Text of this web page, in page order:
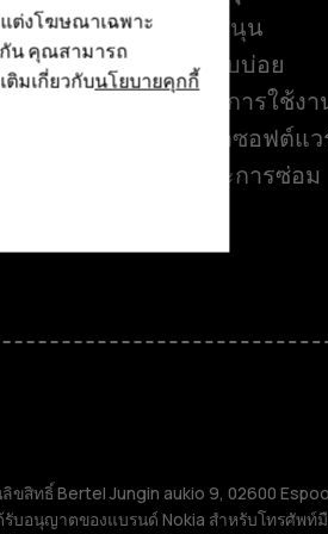
นตัว
ศูนย์สนับสนุน
คำถามที่พบบ่อย
คำแนะนำการใช้งา
การอัปเดตซอฟต์แว
บริการและการซ่อม
ขสิทธิ์ Bertel Jungin aukio 9, 02600
บอนุญาตของแบรนด์ Nokia สำหรับโทรศัพท์
ต่งโฆษณาเฉพาะ
น คุณสามารถ
ติมเกี่ยวกับนโยบายคุกกี้